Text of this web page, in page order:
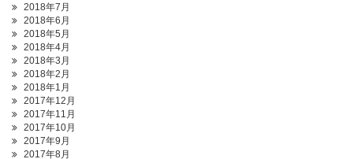
2018年7月
2018年6月
2018年5月
2018年4月
2018年3月
2018年2月
2018年1月
2017年12月
2017年11月
2017年10月
2017年9月
2017年8月